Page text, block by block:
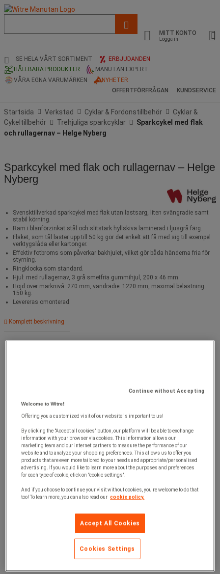
och
sökhistorik
MITT KONTO
Logga in
SE HELA VÅRT SORTIMENT
ERBJUDANDEN
HÅLLBARA PRODUKTER
MANUTAN EXPERT
VÅRA EGNA VARUMÄRKEN
NYHETER
OFFERTFÖRFRÅGAN
KUNDSERVICE
Startsida Verkstad Cyklar & Fordonstillbehör
Cyklar &
Cykeltillbehör
Trehjuliga sparkcyklar
Sparkcykel med flak
och rullagernav – Helge Nyberg
Sparkcykel med flak och rullagernav – Helge
Nyberg
Svensktillverkad sparkcykel med flak utan lastsarg, liten svängradie samt
stabil körning.
Ram i blanförzinkat stål och slitstark hyllskiva laminerad i ljusgrå färg.
Flaket, som tål laster upp till 50 kg gör det enkelt att få med sig till exempel
verktygslåda eller kartonger.
Effektiv fotbroms som påverkar bakhjulet, vilket gör båda händerna fria för
styrning.
Ringklocka som standard.
Hjul: med rullagernav, 3 grå smetfria gummihjul, 200 x 46 mm.
Höjd över marknivå: 270 mm, vändradie: 1220 mm, maximal belastning:
150 kg.
Levereras omonterad.
Komplett beskrivning
Kapacitet (kg) : 150
Continue without Accepting
Welcome to Witre!
Offering you a customized visit of our website is important to us!
By clicking the "Accept all cookies" button, our platform will be able to exchange
information with your browser via cookies. This information allows our
marketing team and our internet partners to measure the performance of our
website and to analyze your shopping preferences. This allows us to offer you
products that are even more tailored to your needs and appropriate/personalised
advertising. If you would like to learn more about the purposes and preferences
for each type of cookie, click on "cookie settings".
And if you choose to continue your visit without cookies, you're welcome to do that
too! To learn more, you can also read our cookie policy.
Accept All Cookies
Cookies Settings